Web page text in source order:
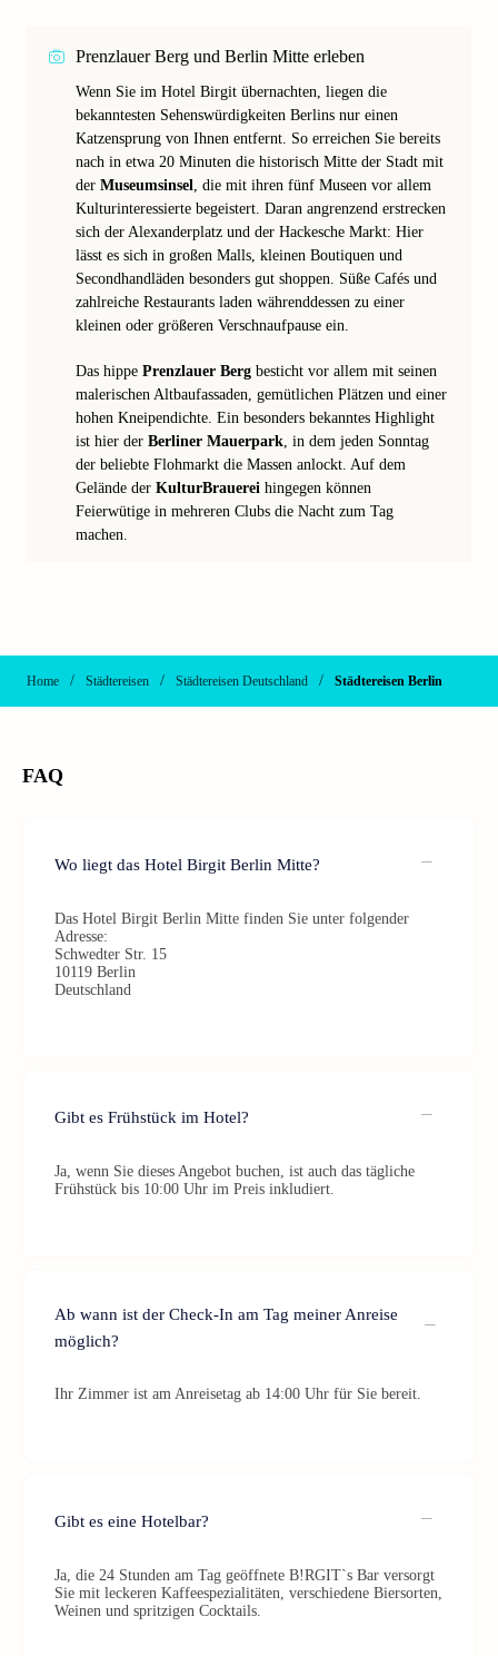
Prenzlauer Berg und Berlin Mitte erleben
Wenn Sie im Hotel Birgit übernachten, liegen die
bekanntesten Sehenswürdigkeiten Berlins nur einen
Katzensprung von Ihnen entfernt. So erreichen Sie bereits
nach in etwa 20 Minuten die historisch Mitte der Stadt mit
der Museumsinsel, die mit ihren fünf Museen vor allem
Kulturinteressierte begeistert. Daran angrenzend erstrecken
sich der Alexanderplatz und der Hackesche Markt: Hier
lässt es sich in großen Malls, kleinen Boutiquen und
Secondhandläden besonders gut shoppen. Süße Cafés und
zahlreiche Restaurants laden währenddessen zu einer
kleinen oder größeren Verschnaufpause ein.
Das hippe Prenzlauer Berg besticht vor allem mit seinen
malerischen Altbaufassaden, gemütlichen Plätzen und einer
hohen Kneipendichte. Ein besonders bekanntes Highlight
ist hier der Berliner Mauerpark, in dem jeden Sonntag
der beliebte Flohmarkt die Massen anlockt. Auf dem
Gelände der KulturBrauerei hingegen können
Feierwütige in mehreren Clubs die Nacht zum Tag
machen.
Home / Städtereisen / Städtereisen Deutschland / Städtereisen Berlin
FAQ
Wo liegt das Hotel Birgit Berlin Mitte?
Das Hotel Birgit Berlin Mitte finden Sie unter folgender
Adresse:
Schwedter Str. 15
10119 Berlin
Deutschland
Gibt es Frühstück im Hotel?
Ja, wenn Sie dieses Angebot buchen, ist auch das tägliche
Frühstück bis 10:00 Uhr im Preis inkludiert.
Ab wann ist der Check-In am Tag meiner Anreise
möglich?
Ihr Zimmer ist am Anreisetag ab 14:00 Uhr für Sie bereit.
Gibt es eine Hotelbar?
Ja, die 24 Stunden am Tag geöffnete B!RGIT`s Bar versorgt
Sie mit leckeren Kaffeespezialitäten, verschiedene Biersorten,
Weinen und spritzigen Cocktails.